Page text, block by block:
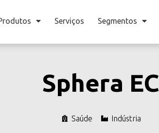
Serviços Segmentos
Sphera EC
Saúde Indústria